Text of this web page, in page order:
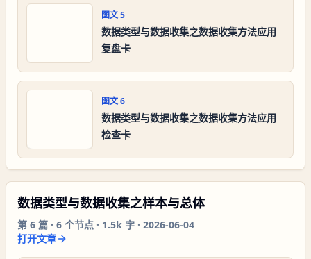
图文5
数据类型与数据收集之数据收集方法应用
复盘卡
图文6
数据类型与数据收集之数据收集方法应用
检查卡
数据类型与数据收集之样本与总体
第 6 篇 · 6 个节点 · 1.5k 字 · 2026-06-04
打开文章